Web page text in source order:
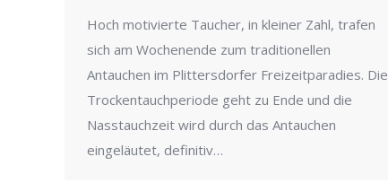
Hoch motivierte Taucher, in kleiner Zahl, trafen
sich am Wochenende zum traditionellen
Antauchen im Plittersdorfer Freizeitparadies. Die
Trockentauchperiode geht zu Ende und die
Nasstauchzeit wird durch das Antauchen
eingeläutet, definitiv…